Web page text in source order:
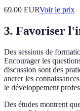
69.00 EURVoir le prix
3. Favoriser
Des sessions de
Encourager les
discussion sont des
ancrer les
le développement
Des études montrent